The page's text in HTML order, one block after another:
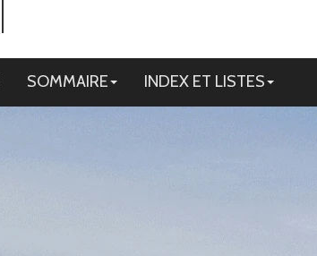
SOMMAIRE INDEX ET LISTES